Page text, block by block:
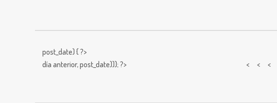
post_date) { ?>
día anterior,post_date))); ?> < < <